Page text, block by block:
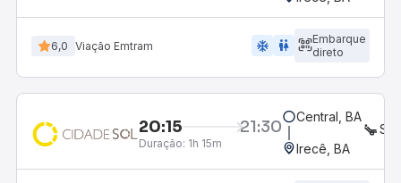
6,0 Viação Emtram ac_unit wc
Embarque
direto
20:15 21:30
Duração: 1h 15m
Central, BA
Irecê, BA